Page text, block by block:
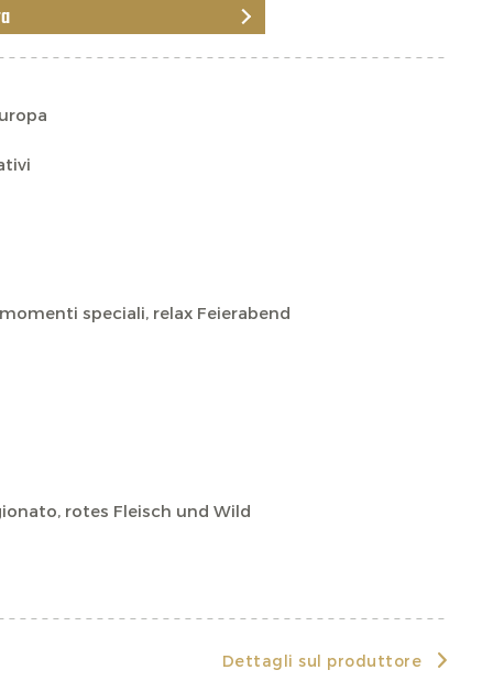
speciali, relax Feierabend
rotes Fleisch und Wild
Dettagli sul produttore